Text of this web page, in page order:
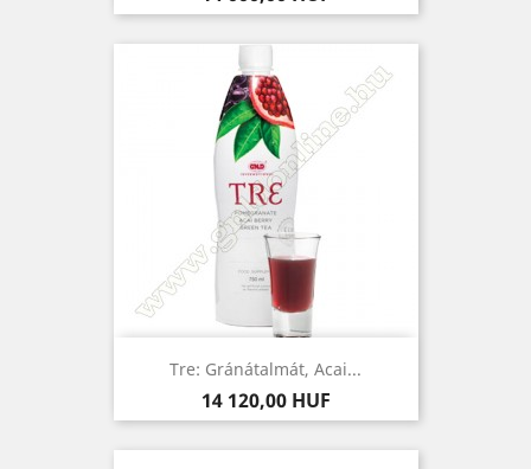
Tre: Gránátalmát, Acai...
Ár
14 120,00 HUF